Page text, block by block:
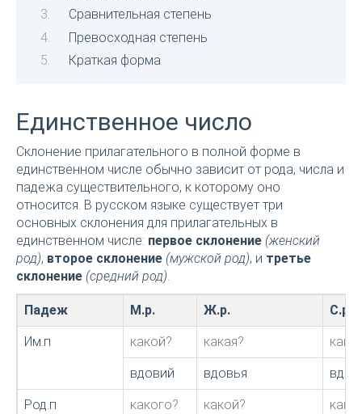
Сравнительная степень
Превосходная степень
Краткая форма
Единственное число
Склонение прилагательного в полной форме в
единственном числе обычно зависит от рода, числа и
падежа существительного, к которому оно
относится. В русском языке существует три
основных склонения для прилагательных в
единственном числе: первое склонение (женский
род), второе склонение (мужской род), и третье
склонение (средний род).
Падеж М.р. Ж.р. С.р.
Им.п какой? какая?
вдовий вдовья
Род.п какого? какой?